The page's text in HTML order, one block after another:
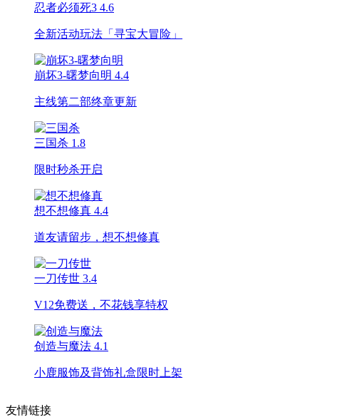
忍者必须死3 4.6
全新活动玩法「寻宝大冒险」
崩坏3-曙梦向明 4.4
主线第二部终章更新
三国杀 1.8
限时秒杀开启
想不想修真 4.4
道友请留步，想不想修真
一刀传世 3.4
V12免费送，不花钱享特权
创造与魔法 4.1
小鹿服饰及背饰礼盒限时上架
友情链接